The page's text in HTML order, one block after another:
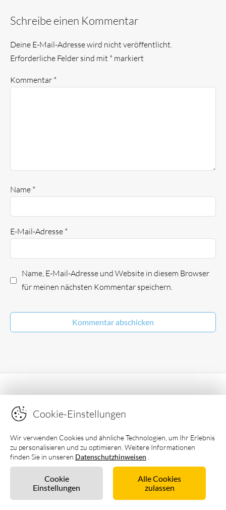
Schreibe einen Kommentar
Deine E-Mail-Adresse wird nicht veröffentlicht.
Erforderliche Felder sind mit * markiert
Kommentar *
Name *
E-Mail-Adresse *
Name, E-Mail-Adresse und Website in diesem Browser
für meinen nächsten Kommentar speichern.
Wir sind geprüft und zertifiziert vom
Deutschen Ferienhausverband e.V
Cookie-Einstellungen
Wir verwenden Cookies und ähnliche Technologien, um Ihr Erlebnis
zu personalisieren und zu optimieren. Weitere Informationen
finden Sie in unseren Datenschutzhinweisen
Cookie
Einstellungen
Alle Cookies
zulassen